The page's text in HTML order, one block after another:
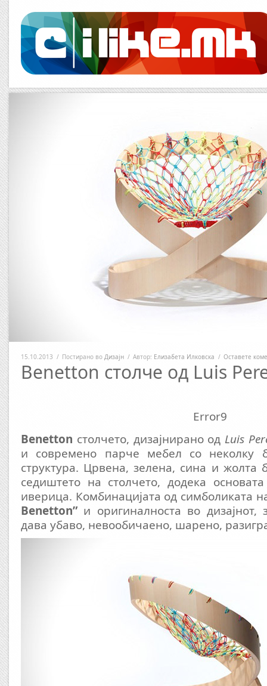
15.10.2013 / Постирано во Дизајн / Автор: Елизабета Илковска / Оставете
Benetton столче од Luis
Error9
Benetton столчето, дизајнирано од Luis
и современо парче мебел со неколку
структура. Црвена, зелена, сина и жолта
седиштето на столчето, додека
иверица. Комбинацијата од симболиката
Benetton” и оригиналноста во дизајнот,
дава убаво, невообичаено, шарено,